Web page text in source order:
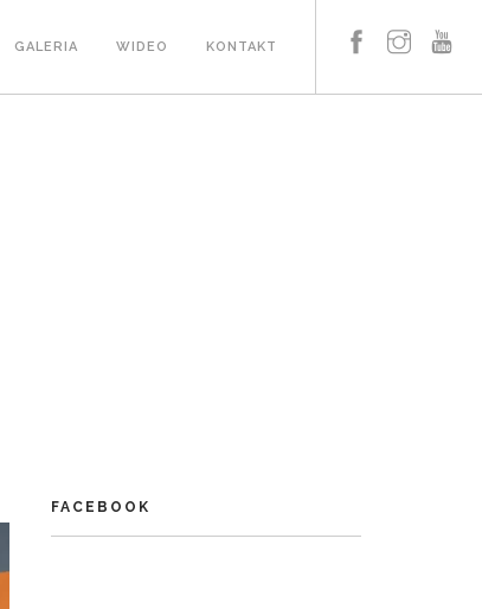
GALERIA WIDEO KONTAKT
FACEBOOK